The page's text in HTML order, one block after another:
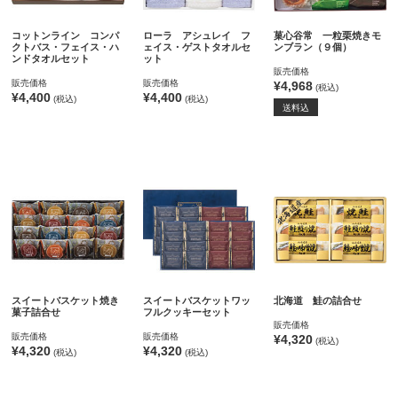
コットンライン コンパ
クトバス・フェイス・ハ
ンドタオルセット
販売価格
¥4,400 (税込)
ローラ アシュレイ フ
ェイス・ゲストタオルセ
ット
販売価格
¥4,400(税込)
菓心谷常 一粒栗焼きモ
ンブラン（９個）
販売価格
¥4,968 (税込)
送料込
スイートバスケット焼き
菓子詰合せ
販売価格
¥4,320 (税込)
スイートバスケットワッ
フルクッキーセット
販売価格
¥4,320(税込)
北海道 鮭の詰合せ
販売価格
¥4,320 (税込)